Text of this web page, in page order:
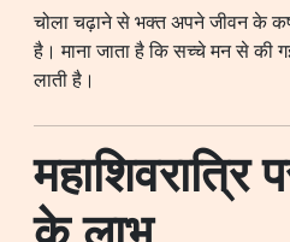
चोला चढ़ाने से भक्त अपने जीवन के
है। माना जाता है कि सच्चे मन से की
लाती है।